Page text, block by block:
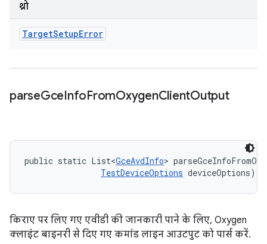
थ्रो
TargetSetupError
parseGceInfoFromOxygenClientOutput
public static List<GceAvdInfo>
TestDeviceOptions deviceOptions)
किराए पर लिए गए एवीडी की जानकारी पाने के लिए, Oxygen
क्लाइंट बाइनरी से दिए गए कमांड लाइन आउटपुट को पार्स करें.